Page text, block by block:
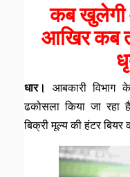
कब खुलेगी
आखिर कब
धार।
आबकारी विभाग
ढकोसला किया जा रहा
बिक्री मूल्य की हंटर